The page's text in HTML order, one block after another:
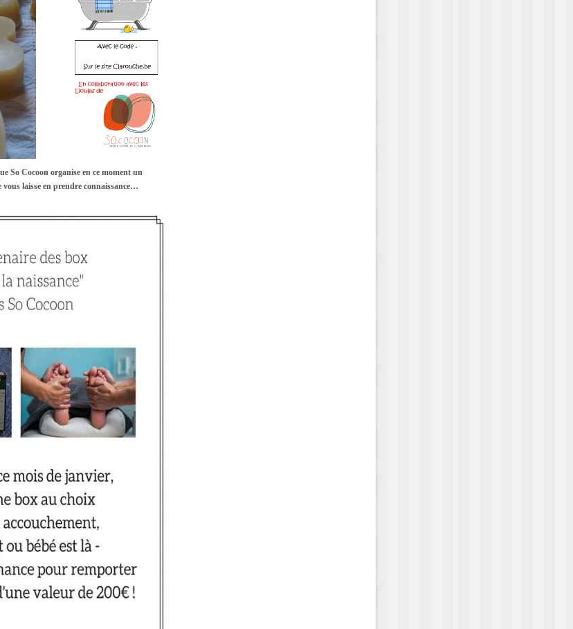
So Cocoon organise en ce moment un
laisse en prendre connaissance…